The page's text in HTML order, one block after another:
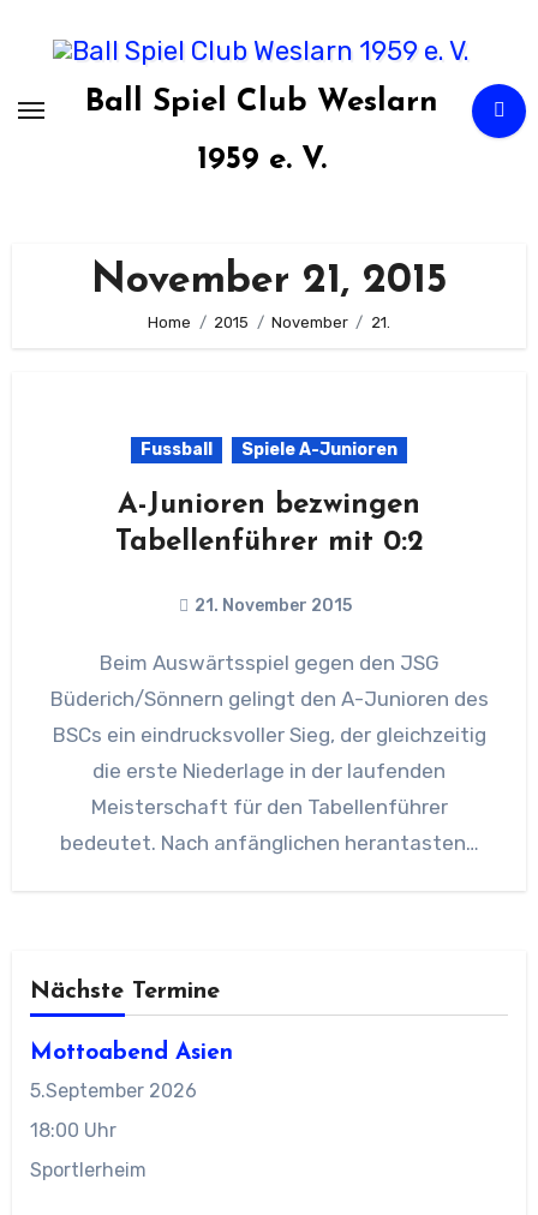
Ball Spiel Club Weslarn
1959 e. V.
November 21, 2015
Home 2015 November 21.
Fussball Spiele A-Junioren
A-Junioren bezwingen
Tabellenführer mit 0:2
21. November 2015
Beim Auswärtsspiel gegen den JSG
Büderich/Sönnern gelingt den A-Junioren des
BSCs ein eindrucksvoller Sieg, der gleichzeitig
die erste Niederlage in der laufenden
Meisterschaft für den Tabellenführer
bedeutet. Nach anfänglichen herantasten…
Nächste Termine
Mottoabend Asien
5.September 2026
18:00 Uhr
Sportlerheim